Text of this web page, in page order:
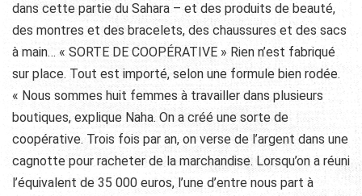
dans cette partie du Sahara – et des produits de beauté,
des montres et des bracelets, des chaussures et des sacs
à main… « SORTE DE COOPÉRATIVE » Rien n’est fabriqué
sur place. Tout est importé, selon une formule bien rodée.
« Nous sommes huit femmes à travailler dans plusieurs
boutiques, explique Naha. On a créé une sorte de
coopérative. Trois fois par an, on verse de l’argent dans une
cagnotte pour racheter de la marchandise. Lorsqu’on a réuni
l’équivalent de 35 000 euros, l’une d’entre nous part à